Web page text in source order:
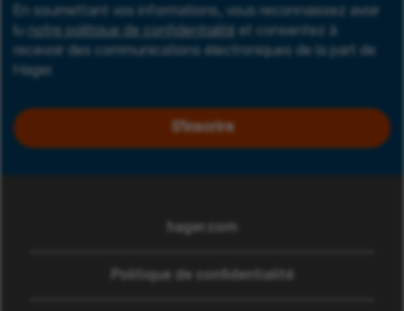
En soumettant vos informations, vous reconnaissez avoir
lu
notre politique de confidentialité
et consentez à
recevoir des communications électroniques de la part de
Hager.
S'inscrire
hager.com
Politique de confidentialité